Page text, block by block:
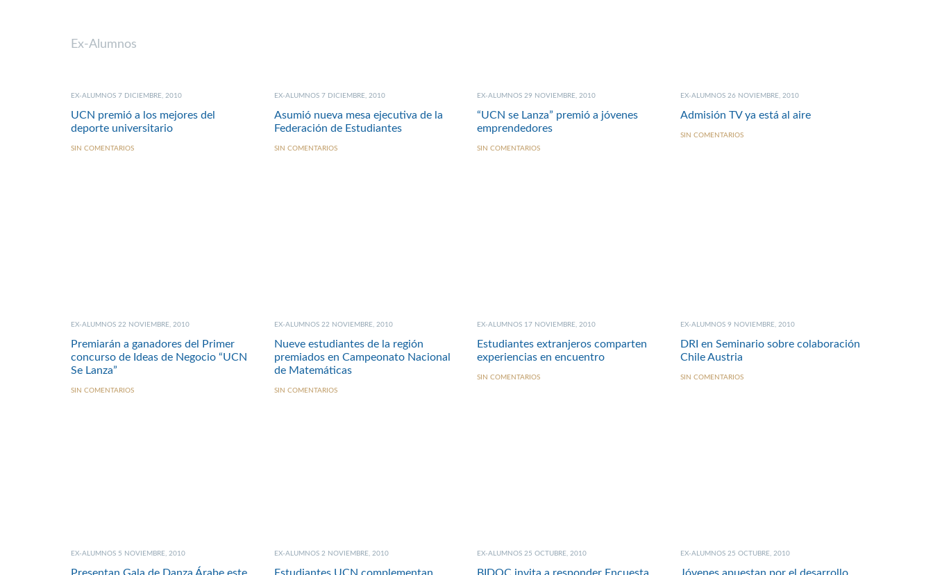
Ex-Alumnos
EX-ALUMNOS 7 DICIEMBRE, 2010
UCN premió a los mejores del
deporte universitario
SIN COMENTARIOS
EX-ALUMNOS 7 DICIEMBRE, 2010
Asumió nueva mesa ejecutiva de la
Federación de Estudiantes
SIN COMENTARIOS
EX-ALUMNOS 29 NOVIEMBRE, 2010
“UCN se Lanza” premió a jóvenes
emprendedores
SIN COMENTARIOS
EX-ALUMNOS 26 NOVIEMBRE, 2010
Admisión TV ya está al aire
SIN COMENTARIOS
EX-ALUMNOS 22 NOVIEMBRE, 2010
Premiarán a ganadores del Primer
concurso de Ideas de Negocio “UCN
Se Lanza”
SIN COMENTARIOS
EX-ALUMNOS 22 NOVIEMBRE, 2010
Nueve estudiantes de la región
premiados en Campeonato Nacional
de Matemáticas
SIN COMENTARIOS
EX-ALUMNOS 17 NOVIEMBRE, 2010
Estudiantes extranjeros comparten
experiencias en encuentro
SIN COMENTARIOS
EX-ALUMNOS 9 NOVIEMBRE, 2010
DRI en Seminario sobre colaboración
Chile Austria
SIN COMENTARIOS
EX-ALUMNOS 5 NOVIEMBRE, 2010 EX-ALUMNOS 2 NOVIEMBRE, 2010 EX-ALUMNOS 25 OCTUBRE, 2010 EX-ALUMNOS 25 OCTUBRE, 2010